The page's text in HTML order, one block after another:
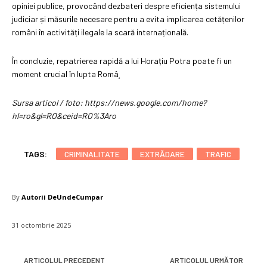
opiniei publice, provocând dezbateri despre eficiența sistemului
judiciar și măsurile necesare pentru a evita implicarea cetățenilor
români în activități ilegale la scară internațională.
În concluzie, repatrierea rapidă a lui Horațiu Potra poate fi un
moment crucial în lupta Româ¸
Sursa articol / foto: https://news.google.com/home?
hl=ro&gl=RO&ceid=RO%3Aro
TAGS: CRIMINALITATE EXTRĂDARE TRAFIC
By Autorii DeUndeCumpar
31 octombrie 2025
ARTICOLUL PRECEDENT ARTICOLUL URMĂTOR